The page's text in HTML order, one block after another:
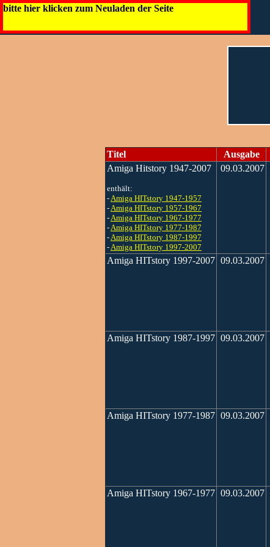
bitte hier klicken zum Neuladen der Seite
Titel Ausgabe
Amiga Hitstory 1947-2007
enthält:
-Amiga HITstory 1947-1957
-Amiga HITstory 1957-1967
-Amiga HITstory 1967-1977
-Amiga HITstory 1977-1987
-Amiga HITstory 1987-1997
-Amiga HITstory 1997-2007
09.03.2007
Amiga HITstory 1997-2007 09.03.2007
Amiga HITstory 1987-1997 09.03.2007
Amiga HITstory 1977-1987 09.03.2007
Amiga HITstory 1967-1977 09.03.2007